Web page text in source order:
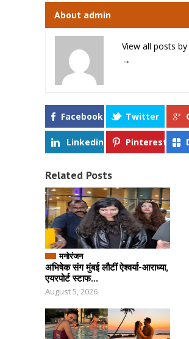
About admin
View all posts
→
Facebook Twitter
Linkedin Pinterest
Related Posts
मनोरंजन
अभिषेक संग मुंबई लौटीं ऐश्वर्या-आराध्या,
एयरपोर्ट स्टाफ...
August 5, 2026